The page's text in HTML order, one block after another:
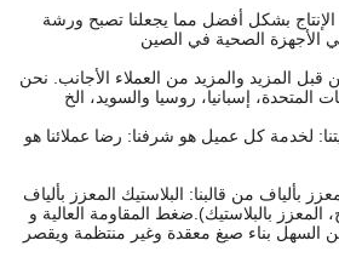
الإنتاج بشكل أفضل مما يجعلنا تصبح ورشة
قبل المزيد والمزيد من العملاء الأجانب. نحن
المتحدة، إسبانيا، روسيا والسويد، الخ
لخدمة كل عميل هو شرفنا: رضا عملائنا هو
بألياف من قالبنا: البلاستيك المعزز بألياف
المعزز بالبلاستيك).ضغط المقاومة العالية و
السهل بناء صيغ معقدة وغير منتظمة ويقصر